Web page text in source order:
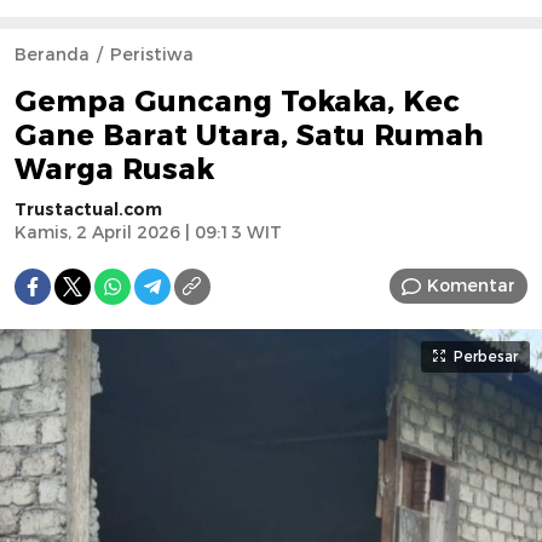
Beranda Peristiwa
Gempa Guncang Tokaka, Kec
Gane Barat Utara, Satu Rumah
Warga Rusak
Trustactual.com
Kamis, 2 April 2026 | 09:13 WIT
Komentar
Perbesar